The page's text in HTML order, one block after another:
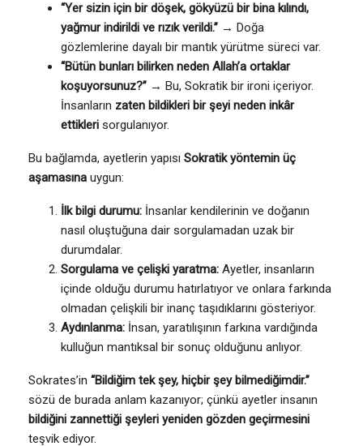
“Yer sizin için bir döşek, gökyüzü bir bina kılındı,
yağmur indirildi ve rızık verildi.” → Doğa
gözlemlerine dayalı bir mantık yürütme süreci var.
“Bütün bunları bilirken neden Allah’a ortaklar
koşuyorsunuz?” → Bu, Sokratik bir ironi içeriyor.
İnsanların zaten bildikleri bir şeyi neden inkâr
ettikleri sorgulanıyor.
Bu bağlamda, ayetlerin yapısı Sokratik yöntemin üç
aşamasına uygun:
İlk bilgi durumu: İnsanlar kendilerinin ve doğanın
nasıl oluştuğuna dair sorgulamadan uzak bir
durumdalar.
Sorgulama ve çelişki yaratma: Ayetler, insanların
içinde olduğu durumu hatırlatıyor ve onlara farkında
olmadan çelişkili bir inanç taşıdıklarını gösteriyor.
Aydınlanma: İnsan, yaratılışının farkına vardığında
kulluğun mantıksal bir sonuç olduğunu anlıyor.
Sokrates’in “Bildiğim tek şey, hiçbir şey bilmediğimdir.”
sözü de burada anlam kazanıyor; çünkü ayetler insanın
bildiğini zannettiği şeyleri yeniden gözden geçirmesini
teşvik ediyor.